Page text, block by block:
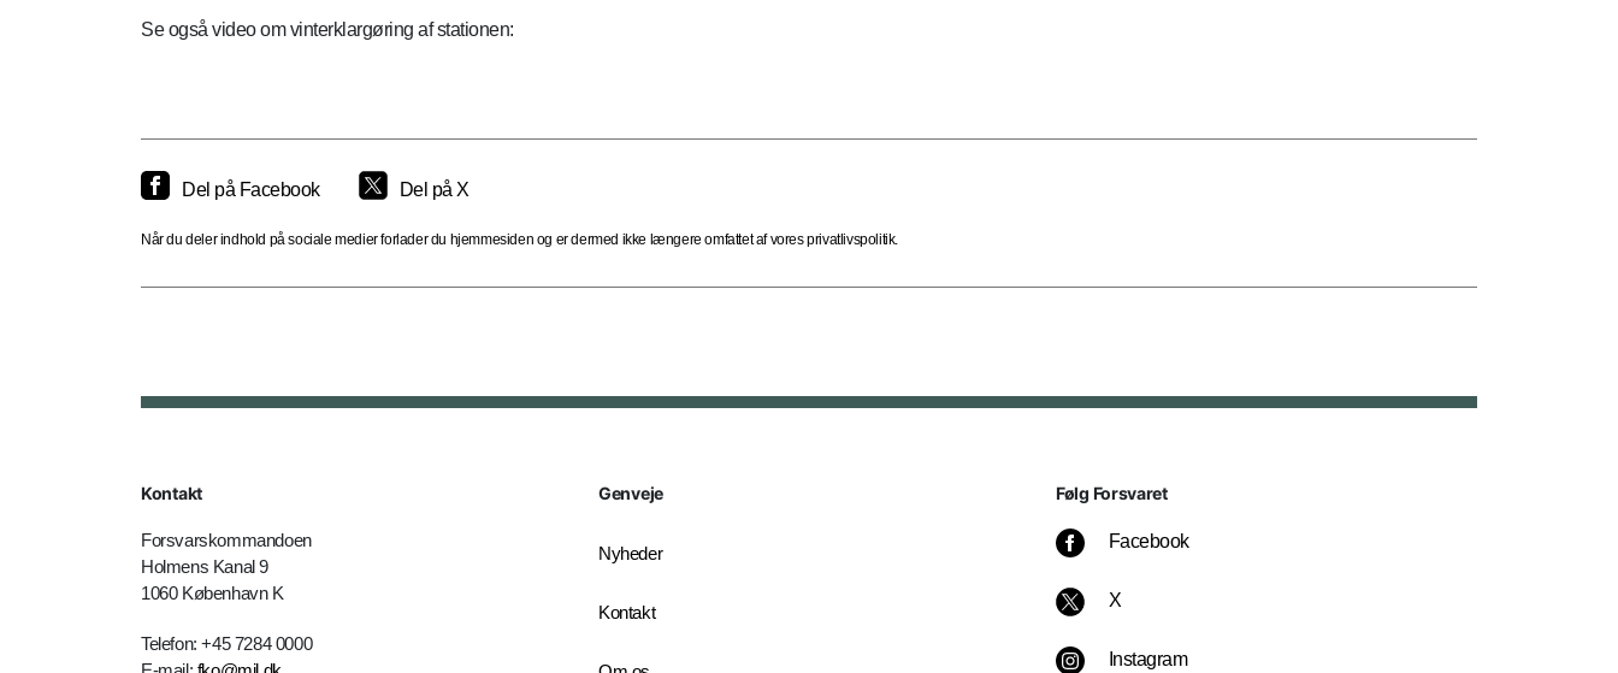
Se også video om vinterklargøring af stationen:
Del på Facebook Del på X
Når du deler indhold på sociale medier forlader du hjemmesiden og er dermed ikke længere omfattet af vores privatlivspolitik.
Kontakt
Forsvarskommandoen
Holmens Kanal 9
1060 København K
Telefon: +45 7284 0000
Genveje
Nyheder
Kontakt
Følg Forsvaret
Facebook
X
Instagram